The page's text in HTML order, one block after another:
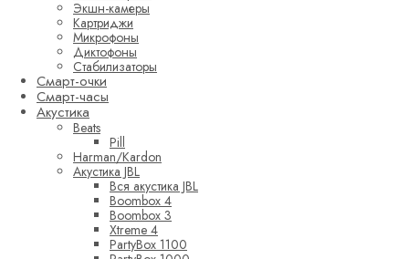
Экшн-камеры
Картриджи
Микрофоны
Диктофоны
Стабилизаторы
Смарт-очки
Смарт-часы
Акустика
Beats
Pill
Harman/Kardon
Акустика JBL
Вся акустика JBL
Boombox 4
Boombox 3
Xtreme 4
PartyBox 1100